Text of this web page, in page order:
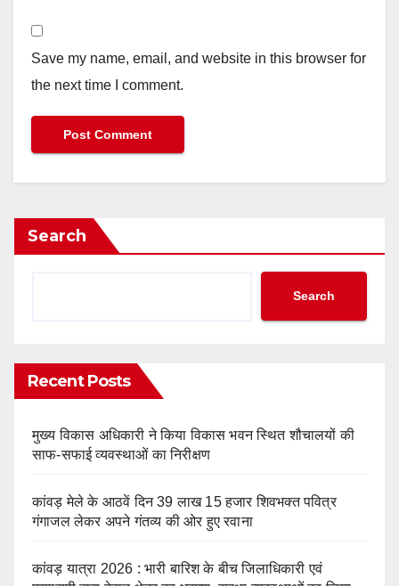
Save my name, email, and website in this browser for
the next time I comment.
Search
Search
Recent Posts
मुख्य विकास अधिकारी ने किया विकास भवन स्थित शौचालयों की
साफ-सफाई व्यवस्थाओं का निरीक्षण
कांवड़ मेले के आठवें दिन 39 लाख 15 हजार शिवभक्त पवित्र
गंगाजल लेकर अपने गंतव्य की ओर हुए रवाना
कांवड़ यात्रा 2026 : भारी बारिश के बीच जिलाधिकारी एवं